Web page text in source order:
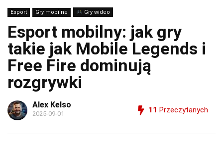
Esport Gry mobilne Gry wideo
Esport mobilny: jak gry
takie jak Mobile Legends i
Free Fire dominują
rozgrywki
Alex Kelso
2025-09-01 11 Przeczytanych